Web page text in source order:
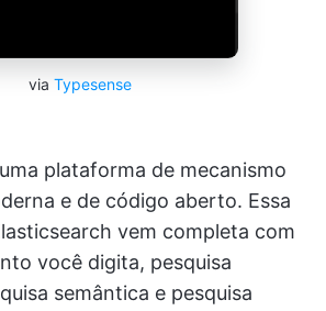
via Typesense
plataforma de mecanismo
e de código aberto. Essa
vem completa com
você digita, pesquisa
semântica e pesquisa